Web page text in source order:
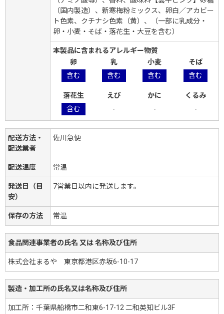
（国内製造）、新寒梅粉ミックス、卵白／アカビー
ト色素、クチナシ色素（黄）、（一部に乳成分・
卵・小麦・そば・落花生・大豆を含む）
本製品に含まれるアレルギー物質
卵
乳 小麦
そば
含む
含む 含む 含む
落花生 えび かに
くるみ
含む
- - -
配送方法・
配送業者
佐川急便
配送温度 常温
発送日（目
安）
7営業日以内に発送します。
保存の方法 常温
食品関連事業者の氏名 又は 名称及び住所
株式会社まるや 東京都港区赤坂6-10-17
製造・加工所の氏名又は名称及び住所
加工所：千葉県船橋市二和東6-17-12 二和英知ビル3F